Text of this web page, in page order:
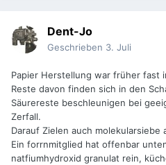
Dent-Jo
Geschrieben 3. Juli
Papier Herstellung war früher fast
Reste davon finden sich in den
Säurereste beschleunigen bei
Zerfall.
Darauf Zielen auch
Ein forrnmitglied hat offenbar
natfiumhydroxid granulat rein,